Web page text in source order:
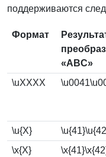
поддерживаются
Формат
«ABC»
\uXXXX
\u{X}
\x{X}